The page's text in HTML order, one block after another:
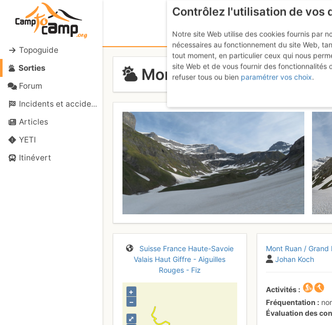
Topoguide
Sorties
Forum
Incidents et accidents
Articles
YETI
Itinévert
Mont Ruan / Grand Ruan
Suisse France Haute-Savoie
Valais Haut Giffre - Aiguilles
Rouges - Fiz
⤢
+
–
Mont Ruan / Grand
Johan Koch
Activités
Fréquentation
Évaluation des
Contrôlez l'utilisation de vos
Notre site Web utilise des cookies fournis par
nécessaires au fonctionnement du site Web,
tout moment, en particulier ceux qui nous
site Web et de vous fournir des fonctionnalités
refuser tous ou bien paramétrer vos choix.